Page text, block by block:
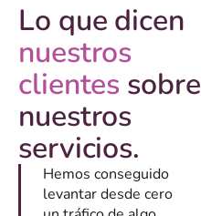
Lo que dicen
nuestros
clientes sobre
nuestros
servicios.
Hemos conseguido
levantar desde cero